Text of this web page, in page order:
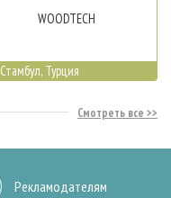
WOODTECH
Стамбул, Турция
Смотреть все
Рекламодателям